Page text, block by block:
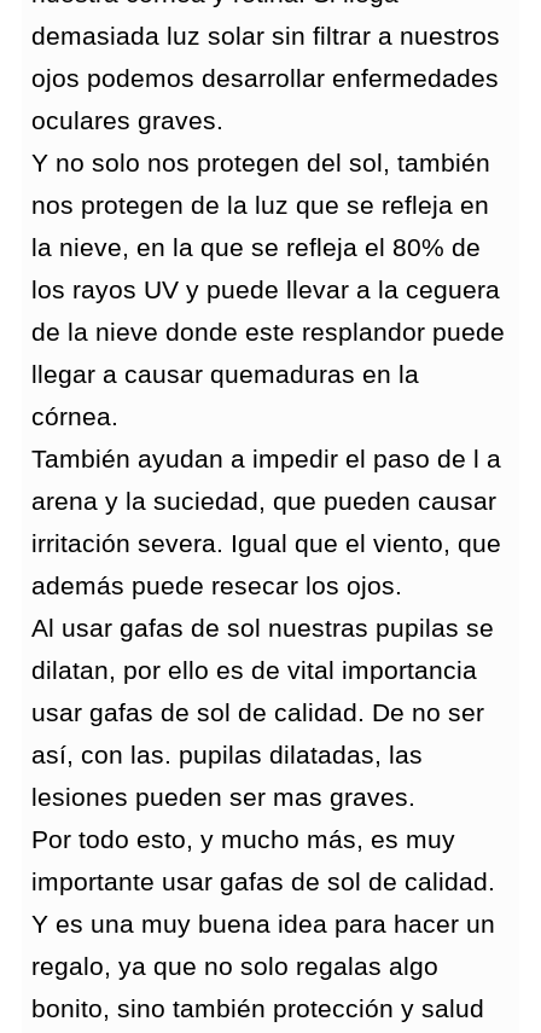
demasiada luz solar sin filtrar a nuestros
ojos podemos desarrollar enfermedades
oculares graves.
Y no solo nos protegen del sol, también
nos protegen de la luz que se refleja en
la nieve, en la que se refleja el 80% de
los rayos UV y puede llevar a la ceguera
de la nieve donde este resplandor puede
llegar a causar quemaduras en la
córnea.
También ayudan a impedir el paso de l a
arena y la suciedad, que pueden causar
irritación severa. Igual que el viento, que
además puede resecar los ojos.
Al usar gafas de sol nuestras pupilas se
dilatan, por ello es de vital importancia
usar gafas de sol de calidad. De no ser
así, con las. pupilas dilatadas, las
lesiones pueden ser mas graves.
Por todo esto, y mucho más, es muy
importante usar gafas de sol de calidad.
Y es una muy buena idea para hacer un
regalo, ya que no solo regalas algo
bonito, sino también protección y salud